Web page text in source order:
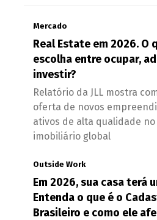
Mercado
Real Estate em 2026. O
escolha entre ocupar,
investir?
Relatório da JLL mostra
oferta de novos
ativos de alta qualidade
imobiliário global
Outside Work
Em 2026, sua casa terá
Entenda o que é o
Brasileiro e como ele